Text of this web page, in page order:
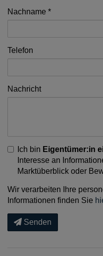
Nachname
Telefon
Nachricht
Ich bin Eigentümer:in
Interesse an
Marktüberblick oder
Wir verarbeiten Ihre
Informationen finden Sie
Senden